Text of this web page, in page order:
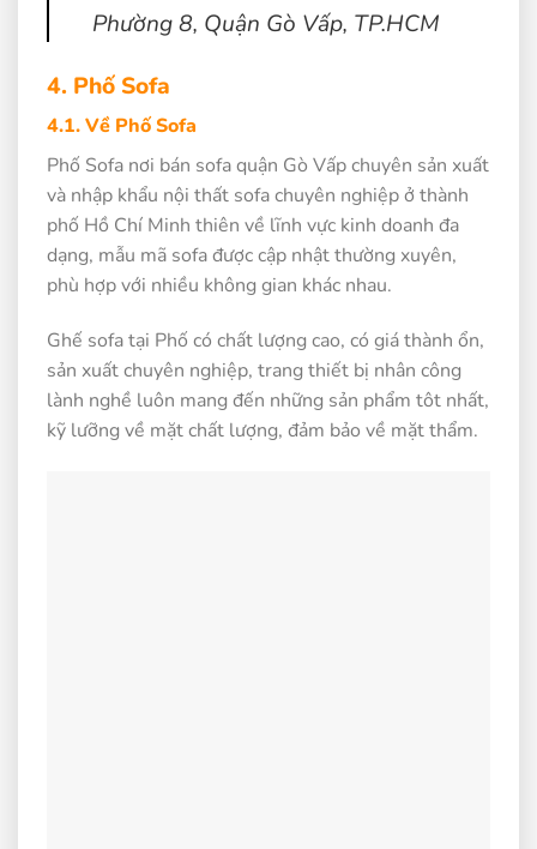
Phường 8, Quận Gò Vấp, TP.HCM
4. Phố Sofa
4.1. Về Phố Sofa
Phố Sofa nơi bán sofa quận Gò Vấp chuyên sản xuất
và nhập khẩu nội thất sofa chuyên nghiệp ở thành
phố Hồ Chí Minh thiên về lĩnh vực kinh doanh đa
dạng, mẫu mã sofa được cập nhật thường xuyên,
phù hợp với nhiều không gian khác nhau.
Ghế sofa tại Phố có chất lượng cao, có giá thành ổn,
sản xuất chuyên nghiệp, trang thiết bị nhân công
lành nghề luôn mang đến những sản phẩm tôt nhất,
kỹ lưỡng về mặt chất lượng, đảm bảo về mặt thẩm.